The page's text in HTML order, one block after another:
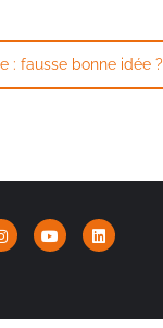
: fausse bonne idée ?